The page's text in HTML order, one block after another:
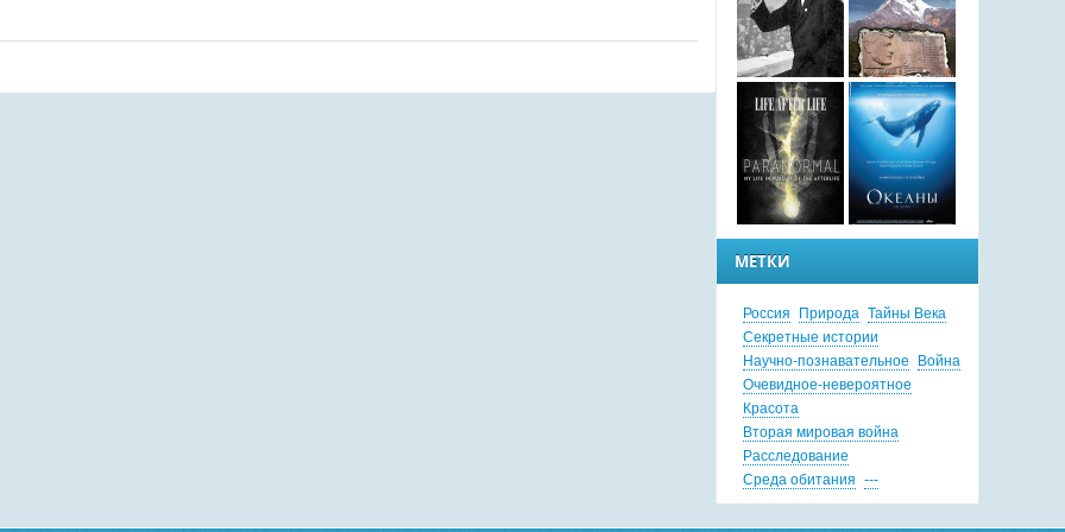
МЕТКИ
Россия Природа Тайны Века
Секретные истории
Научно-познавательное
Война
Очевидное-невероятное
Красота
Вторая мировая война
Расследование
Среда обитания ---